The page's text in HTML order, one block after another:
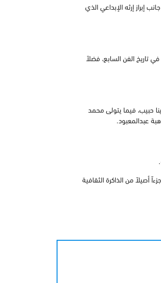
إبراز إرثه الإبداعي الذي
تاريخ الفن السابع، فضلاً
حبيب، فيما يتولى محمد
عبدالمعبود.
أصيلاً من الذاكرة الثقافية